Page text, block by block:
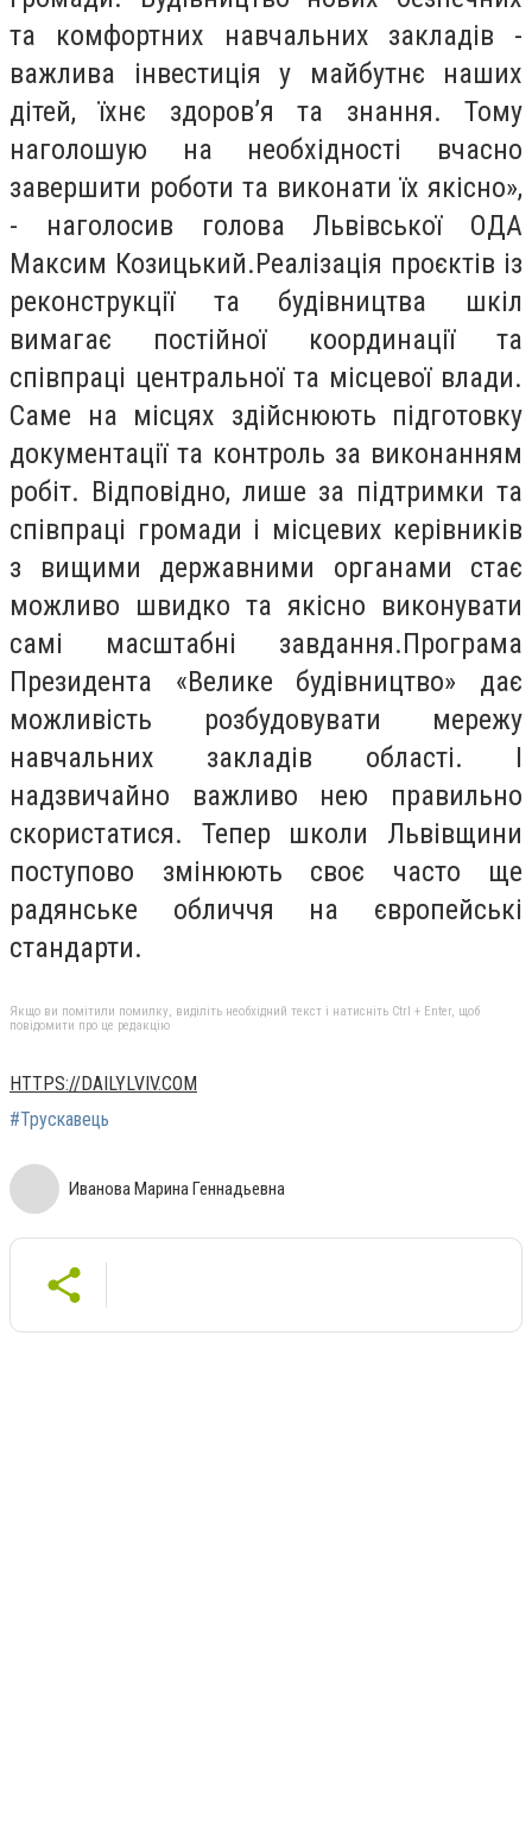
та комфортних навчальних закладів -
важлива інвестиція у майбутнє наших
дітей, їхнє здоров’я та знання. Тому
наголошую на необхідності вчасно
завершити роботи та виконати їх якісно»,
- наголосив голова Львівської ОДА
Максим Козицький.Реалізація проєктів із
реконструкції та будівництва шкіл
вимагає постійної координації та
співпраці центральної та місцевої влади.
Саме на місцях здійснюють підготовку
документації та контроль за виконанням
робіт. Відповідно, лише за підтримки та
співпраці громади і місцевих керівників
з вищими державними органами стає
можливо швидко та якісно виконувати
самі масштабні завдання.Програма
Президента «Велике будівництво» дає
можливість розбудовувати мережу
навчальних закладів області. І
надзвичайно важливо нею правильно
скористатися. Тепер школи Львівщини
поступово змінюють своє часто ще
радянське обличчя на європейські
стандарти.
Якщо ви помітили помилку, виділіть необхідний текст і натисніть Ctrl + Enter, щоб
повідомити про це редакцію
HTTPS://DAILYLVIV.COM
#Трускавець
Иванова Марина Геннадьевна